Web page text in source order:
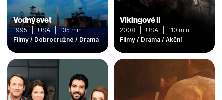
Vodný svet
1995 | USA | 135 min
Filmy / Dobrodružné / Drama
Vikingové II
2008 | USA | 110 min
Filmy / Drama / Akční